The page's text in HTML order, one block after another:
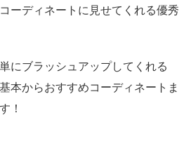
ーディネートに見せてくれる優秀
にブラッシュアップしてくれる
本からおすすめコーディネートま
！